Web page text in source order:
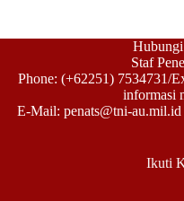
Staf
Phone: (+62251) 7534731/
informasi
E-Mail: penats@tni-
Ikuti